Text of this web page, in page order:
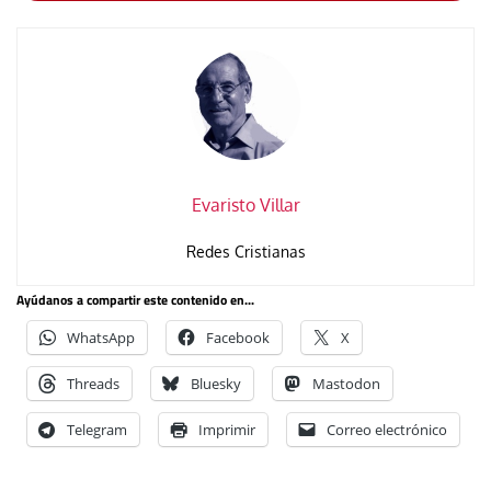
Evaristo Villar
Redes Cristianas
Ayúdanos a compartir este contenido en...
WhatsApp Facebook X
Threads Bluesky Mastodon
Telegram Imprimir Correo electrónico